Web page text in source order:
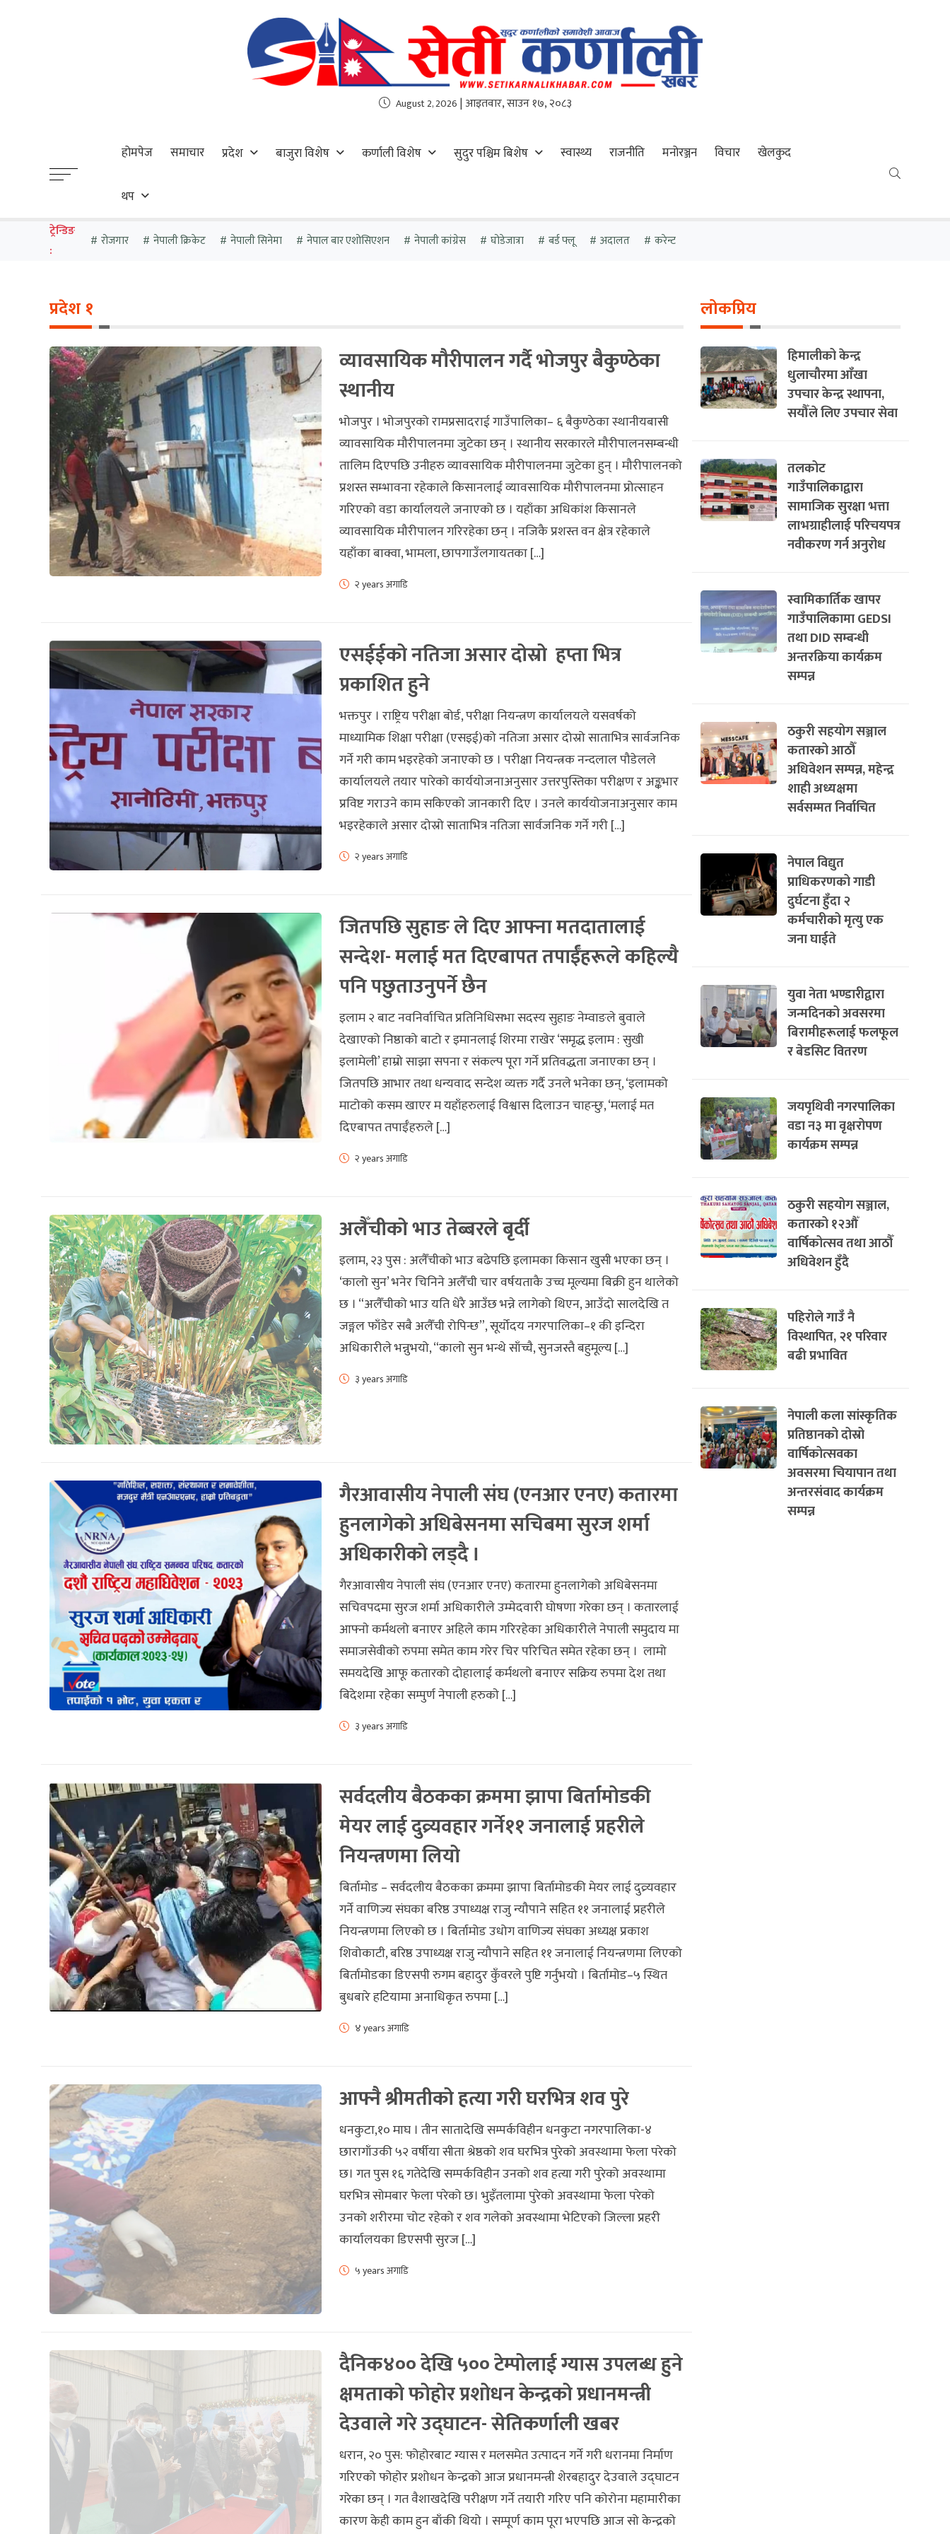
August 2, 2026 | आइतवार, साउन १७, २०८३
होमपेज समाचार प्रदेश बाजुरा विशेष कर्णाली विशेष सुदुर पश्चिम बिशेष स्वास्थ्य राजनीति मनोरञ्जन विचार खेलकुद
थप
ट्रेन्डिङ
:
रोजगार नेपाली क्रिकेट नेपाली सिनेमा नेपाल बार एशोसिएशन नेपाली कांग्रेस घोडेजात्रा बर्ड फ्लू अदालत करेन्ट
प्रदेश १
व्यावसायिक मौरीपालन गर्दै भोजपुर बैकुण्ठेका
स्थानीय
भोजपुर । भोजपुरको रामप्रसादराई गाउँपालिका– ६ बैकुण्ठेका स्थानीयबासी
व्यावसायिक मौरीपालनमा जुटेका छन् । स्थानीय सरकारले मौरीपालनसम्बन्धी
तालिम दिएपछि उनीहरु व्यावसायिक मौरीपालनमा जुटेका हुन् । मौरीपालनको
प्रशस्त सम्भावना रहेकाले किसानलाई व्यावसायिक मौरीपालनमा प्रोत्साहन
गरिएको वडा कार्यालयले जनाएको छ । यहाँका अधिकांश किसानले
व्यावसायिक मौरीपालन गरिरहेका छन् । नजिकै प्रशस्त वन क्षेत्र रहेकाले
यहाँका बाक्वा, भामला, छापगाउँलगायतका […]
२ years अगाडि
एसईईको नतिजा असार दोस्रो हप्ता भित्र
प्रकाशित हुने
भक्तपुर । राष्ट्रिय परीक्षा बोर्ड, परीक्षा नियन्त्रण कार्यालयले यसवर्षको
माध्यामिक शिक्षा परीक्षा (एसइई)को नतिजा असार दोस्रो साताभित्र सार्वजनिक
गर्ने गरी काम भइरहेको जनाएको छ । परीक्षा नियन्त्रक नन्दलाल पौडेलले
कार्यालयले तयार पारेको कार्ययोजनाअनुसार उत्तरपुस्तिका परीक्षण र अङ्कभार
प्रविष्ट गराउने काम सकिएको जानकारी दिए । उनले कार्ययोजनाअनुसार काम
भइरहेकाले असार दोस्रो साताभित्र नतिजा सार्वजनिक गर्ने गरी […]
२ years अगाडि
जितपछि सुहाङ ले दिए आफ्ना मतदातालाई
सन्देश- मलाई मत दिएबापत तपाईँहरूले कहिल्यै
पनि पछुताउनुपर्ने छैन
इलाम २ बाट नवनिर्वाचित प्रतिनिधिसभा सदस्य सुहाङ नेम्वाङले बुवाले
देखाएको निष्ठाको बाटो र इमानलाई शिरमा राखेर ‘समृद्ध इलाम : सुखी
इलामेली’ हाम्रो साझा सपना र संकल्प पूरा गर्ने प्रतिवद्धता जनाएका छन् ।
जितपछि आभार तथा धन्यवाद सन्देश व्यक्त गर्दै उनले भनेका छन्, ‘इलामको
माटोको कसम खाएर म यहाँहरुलाई विश्वास दिलाउन चाहन्छु, ‘मलाई मत
दिएबापत तपाईँहरुले […]
२ years अगाडि
अलैँचीको भाउ तेब्बरले बृर्दी
इलाम, २३ पुस : अलैँचीको भाउ बढेपछि इलामका किसान खुसी भएका छन् ।
‘कालो सुन’ भनेर चिनिने अलैँची चार वर्षयताकै उच्च मूल्यमा बिक्री हुन थालेको
छ । “अलैँचीको भाउ यति धेरै आउँछ भन्ने लागेको थिएन, आउँदो सालदेखि त
जङ्गल फाँडेर सबै अलैँची रोपिन्छ”, सूर्योदय नगरपालिका–१ की इन्दिरा
अधिकारीले भन्नुभयो, “कालो सुन भन्थे साँच्चै, सुनजस्तै बहुमूल्य […]
३ years अगाडि
गैरआवासीय नेपाली संघ (एनआर एनए) कतारमा
हुनलागेकाे अधिबेसनमा सचिबमा सुरज शर्मा
अधिकारीकाे लड्दै ।
गैरआवासीय नेपाली संघ (एनआर एनए) कतारमा हुनलागेकाे अधिबेसनमा
सचिवपदमा सुरज शर्मा अधिकारीले उम्मेदवारी घोषणा गरेका छन् । कतारलाई
आफ्नाे कर्मथलो बनाएर अहिले काम गरिरहेका अधिकारीले नेपाली समुदाय मा
समाजसेवीको रुपमा समेत काम गरेर चिर परिचित समेत रहेका छन् । लामो
समयदेखि आफू कतारको दोहालाई कर्मथलो बनाएर सक्रिय रुपमा देश तथा
बिदेशमा रहेका सम्पुर्ण नेपाली हरुकाे […]
३ years अगाडि
सर्वदलीय बैठकका क्रममा झापा बिर्तामोडकी
मेयर लाई दुव्र्यवहार गर्ने११ जनालाई प्रहरीले
नियन्त्रणमा लियो
बिर्तामोड – सर्वदलीय बैठकका क्रममा झापा बिर्तामोडकी मेयर लाई दुव्र्यवहार
गर्ने वाणिज्य संघका बरिष्ठ उपाध्यक्ष राजु न्यौपाने सहित ११ जनालाई प्रहरीले
नियन्त्रणमा लिएको छ । बिर्तामोड उधोग वाणिज्य संघका अध्यक्ष प्रकाश
शिवोकाटी, बरिष्ठ उपाध्यक्ष राजु न्यौपाने सहित ११ जनालाई नियन्त्रणमा लिएको
बिर्तामोडका डिएसपी रुगम बहादुर कुँवरले पुष्टि गर्नुभयो । बिर्तामोड–५ स्थित
बुधबारे हटियामा अनाधिकृत रुपमा […]
४ years अगाडि
आफ्नै श्रीमतीको हत्या गरी घरभित्र शव पुरे
धनकुटा,१० माघ । तीन सातादेखि सम्पर्कविहीन धनकुटा नगरपालिका-४
छारागाँउकी ५२ वर्षीया सीता श्रेष्ठको शव घरभित्र पुरेको अवस्थामा फेला परेको
छ। गत पुस १६ गतेदेखि सम्पर्कविहीन उनको शव हत्या गरी पुरेको अवस्थामा
घरभित्र सोमबार फेला परेको छ। भुइँतलामा पुरेको अवस्थामा फेला परेको
उनको शरीरमा चोट रहेको र शव गलेको अवस्थामा भेटिएको जिल्ला प्रहरी
कार्यालयका डिएसपी सुरज […]
५ years अगाडि
दैनिक४०० देखि ५०० टेम्पोलाई ग्यास उपलब्ध हुने
क्षमताकाे फोहोर प्रशोधन केन्द्रको प्रधानमन्त्री
देउवाले गरे उद्घाटन- सेतिकर्णाली खबर
धरान, २० पुस: फोहोरबाट ग्यास र मलसमेत उत्पादन गर्ने गरी धरानमा निर्माण
गरिएको फोहोर प्रशोधन केन्द्रको आज प्रधानमन्त्री शेरबहादुर देउवाले उद्घाटन
गरेका छन् । गत वैशाखदेखि परीक्षण गर्ने तयारी गरिए पनि कोरोना महामारीका
कारण केही काम हुन बाँकी थियो । सम्पूर्ण काम पूरा भएपछि आज सो केन्द्रको
लोकप्रिय
हिमालीको केन्द्र
धुलाचौरमा आँखा
उपचार केन्द्र स्थापना,
सयौँले लिए उपचार सेवा
तलकोट
गाउँपालिकाद्वारा
सामाजिक सुरक्षा भत्ता
लाभग्राहीलाई परिचयपत्र
नवीकरण गर्न अनुरोध
स्वामिकार्तिक खापर
गाउँपालिकामा GEDSI
तथा DID सम्बन्धी
अन्तरक्रिया कार्यक्रम
सम्पन्न
ठकुरी सहयोग सञ्जाल
कतारको आठौँ
अधिवेशन सम्पन्न, महेन्द्र
शाही अध्यक्षमा
सर्वसम्मत निर्वाचित
नेपाल विद्युत
प्राधिकरणको गाडी
दुर्घटना हुँदा २
कर्मचारीको मृत्यु एक
जना घाईते
युवा नेता भण्डारीद्वारा
जन्मदिनको अवसरमा
बिरामीहरूलाई फलफूल
र बेडसिट वितरण
जयपृथिवी नगरपालिका
वडा न३ मा वृक्षरोपण
कार्यक्रम सम्पन्न
ठकुरी सहयोग सञ्जाल,
कतारको १२औँ
वार्षिकोत्सव तथा आठौँ
अधिवेशन हुँदै
पहिरोले गाउँ नै
विस्थापित, २१ परिवार
बढी प्रभावित
नेपाली कला सांस्कृतिक
प्रतिष्ठानको दोस्रो
वार्षिकोत्सवका
अवसरमा चियापान तथा
अन्तरसंवाद कार्यक्रम
सम्पन्न